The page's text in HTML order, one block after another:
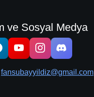
ve Sosyal Medya
fansubayyildiz@gmail.com